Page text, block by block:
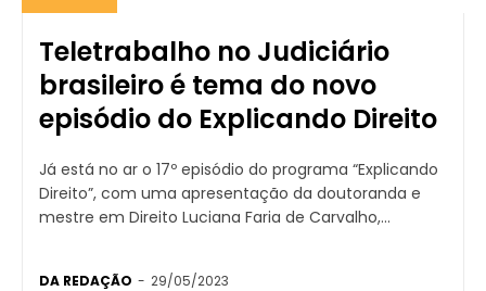
Teletrabalho no Judiciário
brasileiro é tema do novo
episódio do Explicando Direito
Já está no ar o 17º episódio do programa “Explicando
Direito”, com uma apresentação da doutoranda e
mestre em Direito Luciana Faria de Carvalho,...
DA REDAÇÃO - 29/05/2023